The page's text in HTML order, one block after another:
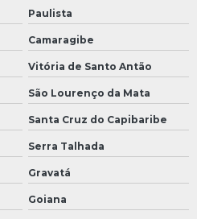
Paulista
Camaragibe
Vitória de Santo Antão
São Lourenço da Mata
Santa Cruz do Capibaribe
Serra Talhada
Gravatá
Goiana